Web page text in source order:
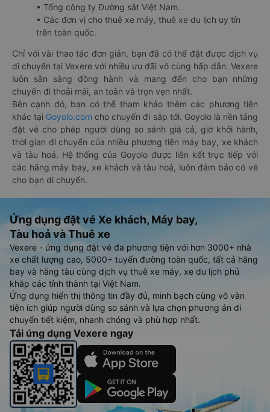
• Tổng công ty Đường sắt Việt Nam.
• Các đơn vị cho thuê xe máy, thuê xe du lịch uy tín
trên toàn quốc.
Chỉ với vài thao tác đơn giản, bạn đã có thể đặt được dịch vụ
di chuyển tại Vexere với nhiều ưu đãi vô cùng hấp dẫn. Vexere
luôn sẵn sàng đồng hành và mang đến cho bạn những
chuyến đi thoải mái, an toàn và trọn vẹn nhất.
Bên cạnh đó, bạn có thể tham khảo thêm các phương tiện
khác tại Goyolo.com cho chuyến đi sắp tới. Goyolo là nền tảng
đặt vé cho phép người dùng so sánh giá cả, giờ khởi hành,
thời gian di chuyển của nhiều phương tiện máy bay, xe khách
và tàu hoả. Hệ thống của Goyolo được liên kết trực tiếp với
các hãng máy bay, xe khách và tàu hoả, luôn đảm bảo có vé
cho bạn di chuyển.
Ứng dụng đặt vé Xe khách, Máy bay,
Tàu hoả và Thuê xe
Vexere - ứng dụng đặt vé đa phương tiện với hơn 3000+ nhà
xe chất lượng cao, 5000+ tuyến đường toàn quốc, tất cả hãng
bay và hãng tàu cùng dịch vụ thuê xe máy, xe du lịch phủ
khắp các tỉnh thành tại Việt Nam.
Ứng dụng hiển thị thông tin đầy đủ, minh bạch cùng vô vàn
tiện ích giúp người dùng so sánh và lựa chọn phương án di
chuyển tiết kiệm, nhanh chóng và phù hợp nhất.
Tải ứng dụng Vexere ngay